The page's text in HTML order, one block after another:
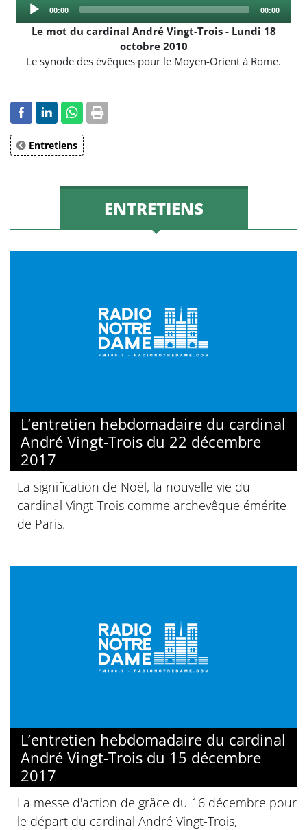
Player
Current
00:00
Total
00:00
Le mot du cardinal André Vingt-Trois - Lundi 18
octobre 2010
Le synode des évêques pour le Moyen-Orient à Rome.
Entretiens
ENTRETIENS
L’entretien hebdomadaire du cardinal
André Vingt-Trois du 22 décembre
2017
La signification de Noël, la nouvelle vie du
cardinal Vingt-Trois comme archevêque émérite
de Paris.
L’entretien hebdomadaire du cardinal
André Vingt-Trois du 15 décembre
2017
La messe d'action de grâce du 16 décembre pour
le départ du cardinal André Vingt-Trois,